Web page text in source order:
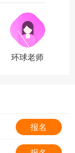
环球老师
报名
报名
报名